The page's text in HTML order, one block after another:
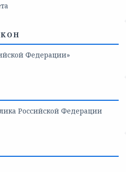
Федерации»
Российской Федерации